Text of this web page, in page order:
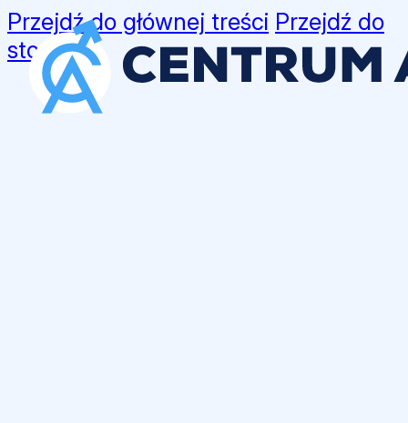
Przejdź do głównej treści Przejdź do
stopki